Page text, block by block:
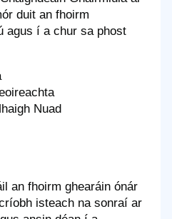
duit an fhoirm
agus í a chur sa phost
Nuad
an fhoirm ghearáin ónár
isteach na sonraí ar